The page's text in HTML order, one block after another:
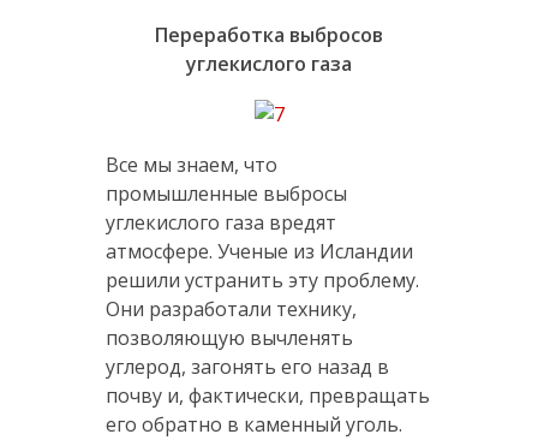
Переработка выбросов
углекислого газа
Все мы знаем, что
промышленные выбросы
углекислого газа вредят
атмосфере. Ученые из Исландии
решили устранить эту проблему.
Они разработали технику,
позволяющую вычленять
углерод, загонять его назад в
почву и, фактически, превращать
его обратно в каменный уголь.